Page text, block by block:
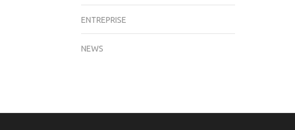
ENTREPRISE
NEWS